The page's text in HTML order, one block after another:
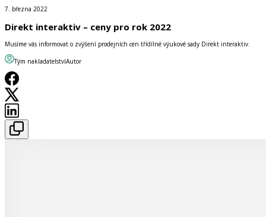
7. března 2022
Direkt interaktiv – ceny pro rok 2022
Musíme vás informovat o zvýšení prodejních cen třídílné výukové sady Direkt interaktiv.
Tým nakladatelstvíAutor